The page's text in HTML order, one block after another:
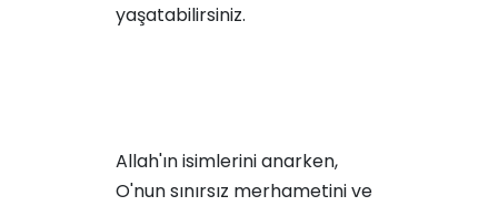
yaşatabilirsiniz.
Allah'ın isimlerini anarken,
O'nun sınırsız merhametini ve